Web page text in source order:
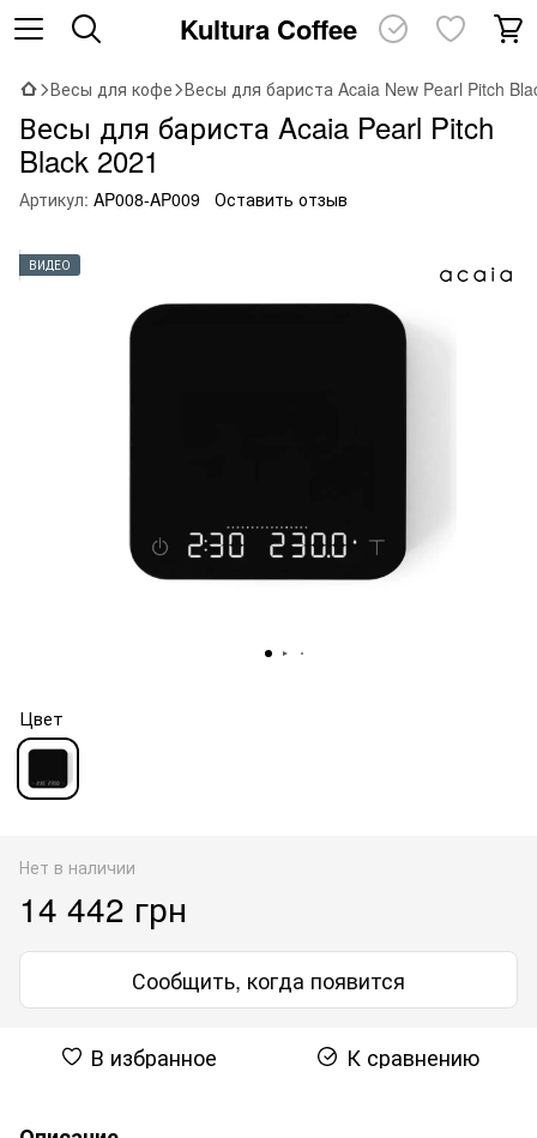
Kultura Coffee
Весы для кофе Весы для бариста Acaia New Pearl Pitch
Весы для бариста Acaia Pearl Pitch
Black 2021
Артикул: AP008-AP009 Оставить отзыв
ВИДЕО
Цвет
Нет в наличии
14 442 грн
Сообщить, когда появится
В избранное К сравнению